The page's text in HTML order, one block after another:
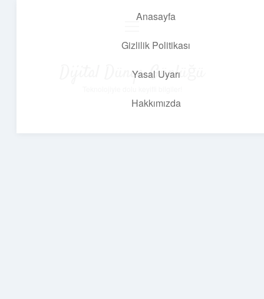
Anasayfa
Gizlilik Politikası
Yasal Uyarı
Hakkımızda
Dijital Dünya Günlüğü